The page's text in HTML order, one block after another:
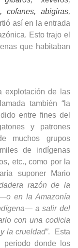
cofanes, abigiras,
así en la entrada
Esto trajo el
que habitaban
explotación de las
también “la
entre fines del
y patrones
muchos grupos
de indígenas
etc., como por la
suponer Mario
razón de la
o en la Amazonía
a salir del
con una codicia
la crueldad”.
Esta
donde los